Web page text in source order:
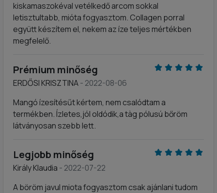
kiskamaszokéval vetélkedő arcom sokkal
letisztultabb, mióta fogyasztom. Collagen porral
együtt készítem el, nekem az íze teljes mértékben
megfelelő.
Prémium minőség
ERDŐSI KRISZTINA- 2022-08-06
Mangó ízesítésűt kértem, nem csalódtam a
termékben. Ízletes,jól oldódik,a tàg pólusú bőröm
látványosan szebb lett.
Legjobb minőség
Király Klaudia - 2022-07-22
A böröm javul miota fogyasztom csak ajánlani tudom